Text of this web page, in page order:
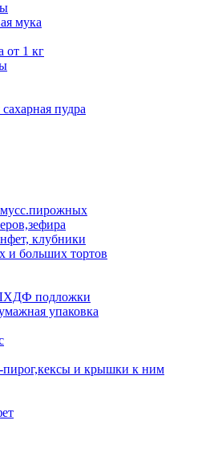
мука
от 1 кг
пудра
мусс.пирожных
клубники
и больших тортов
подложки
упаковка
и крышки к ним